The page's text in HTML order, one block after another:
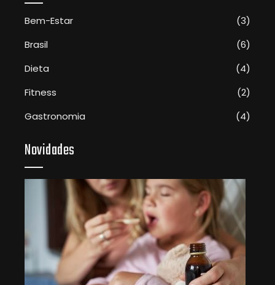
Bem-Estar
(3)
Brasil
(6)
Dieta
(4)
Fitness
(2)
Gastronomia
(4)
Novidades